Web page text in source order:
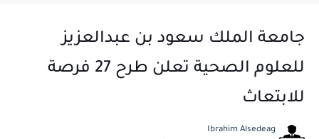
جامعة الملك سعود بن عبدالعزيز
للعلوم الصحية تعلن طرح 27 فرصة
للابتعاث
Ibrahim Alsedeag